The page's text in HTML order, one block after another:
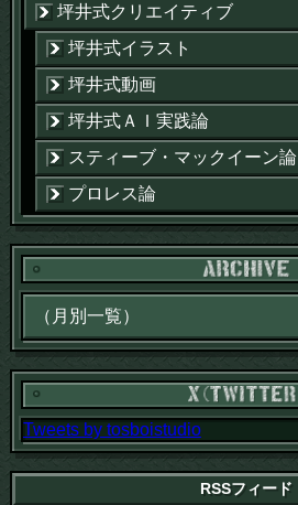
坪井式クリエイティブ
坪井式イラスト
坪井式動画
坪井式ＡＩ実践論
スティーブ・マックイーン論
プロレス論
Tweets by tosboistudio
RSSフィード